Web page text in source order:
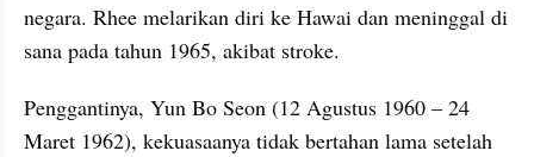
negara. Rhee melarikan diri ke Hawai dan meninggal di
sana pada tahun 1965, akibat stroke.
Penggantinya, Yun Bo Seon (12 Agustus 1960 – 24
Maret 1962), kekuasaanya tidak bertahan lama setelah